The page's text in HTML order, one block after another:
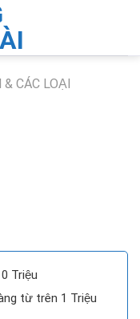
CÁC LOẠI
Triệu
từ trên 1 Triệu